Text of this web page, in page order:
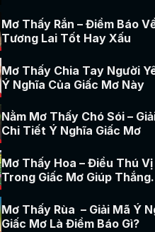
Mơ Thấy Rắn – Điềm Báo
Tương Lai Tốt Hay Xấu
Mơ Thấy Chia Tay Người
Ý Nghĩa Của Giấc Mơ Này
Nằm Mơ Thấy Chó Sói –
Chi Tiết Ý Nghĩa Giấc Mơ
Mơ Thấy Hoa – Điều Thú Vị
Trong Giấc Mơ Giúp Thắng
Cược
Mơ Thấy Rùa – Giải Mã Ý
Giấc Mơ Là Điềm Báo Gì?